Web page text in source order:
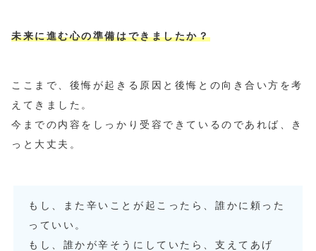
未来に進む心の準備はできましたか？
ここまで、後悔が起きる原因と後悔との向き合い方を考
えてきました。
今までの内容をしっかり受容できているのであれば、き
っと大丈夫。
もし、また辛いことが起こったら、誰かに頼った
っていい。
もし、誰かが辛そうにしていたら、支えてあげ